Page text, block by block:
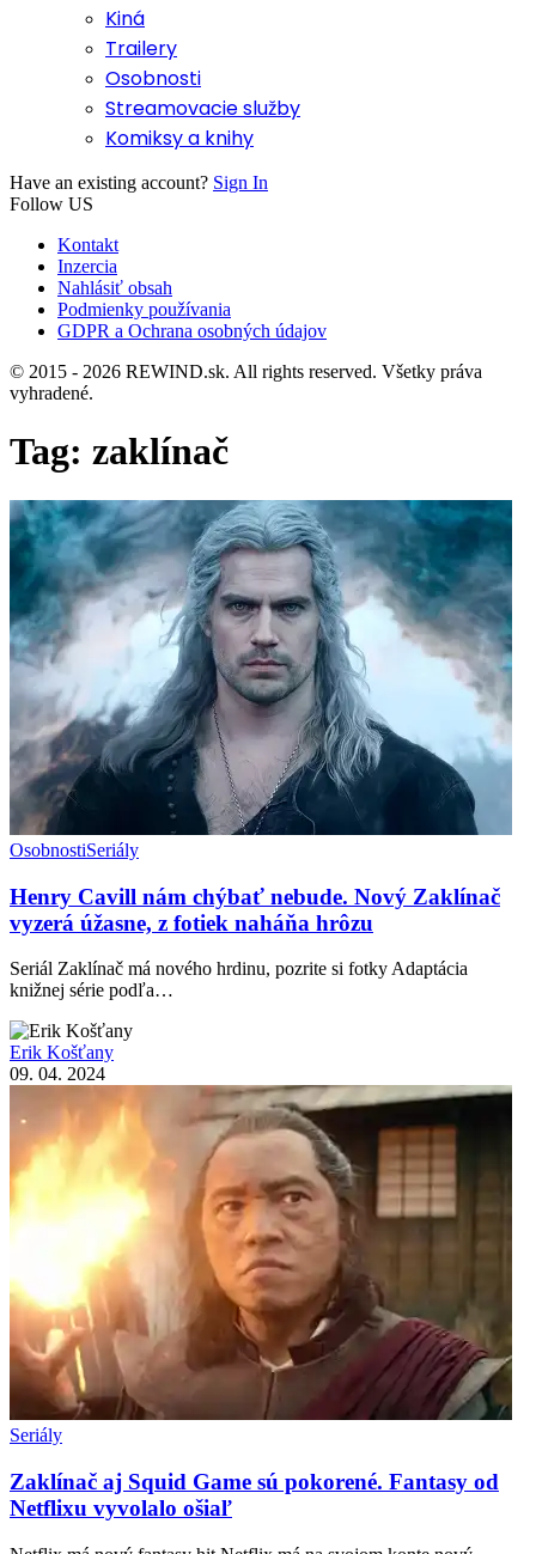
Kiná
Trailery
Osobnosti
Streamovacie služby
Komiksy a knihy
Have an existing account? Sign In
Follow US
Kontakt
Inzercia
Nahlásiť obsah
Podmienky používania
GDPR a Ochrana osobných údajov
© 2015 - 2026 REWIND.sk. All rights reserved. Všetky práva
vyhradené.
Tag: zaklínač
OsobnostiSeriály
Henry Cavill nám chýbať nebude. Nový Zaklínač
vyzerá úžasne, z fotiek naháňa hrôzu
Seriál Zaklínač má nového hrdinu, pozrite si fotky Adaptácia
knižnej série podľa…
Erik Košťany
09. 04. 2024
Seriály
Zaklínač aj Squid Game sú pokorené. Fantasy od
Netflixu vyvolalo ošiaľ